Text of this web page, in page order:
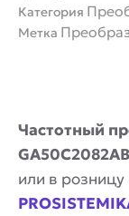
Категория
Метка
Частотный
или в розницу